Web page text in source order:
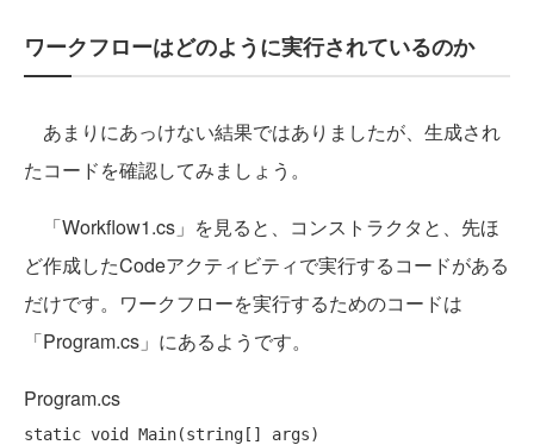
ワークフローはどのように実行されているのか
あまりにあっけない結果ではありましたが、生成され
たコードを確認してみましょう。
「Workflow1.cs」を見ると、コンストラクタと、先ほ
ど作成したCodeアクティビティで実行するコードがある
だけです。ワークフローを実行するためのコードは
「Program.cs」にあるようです。
Program.cs
static void Main(string [] args)